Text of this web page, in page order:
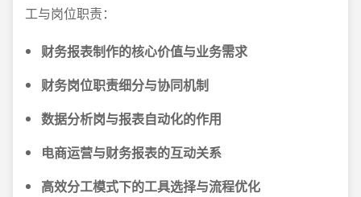
工与岗位职责：
财务报表制作的核心价值与业务需求
财务岗位职责细分与协同机制
数据分析岗与报表自动化的作用
电商运营与财务报表的互动关系
高效分工模式下的工具选择与流程优化